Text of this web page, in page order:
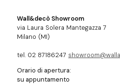
Wall&decò Showroom
via Laura Solera Mantegazza 7
Milano (MI)
tel. 02 87186247
Orario di apertura:
su appuntamento